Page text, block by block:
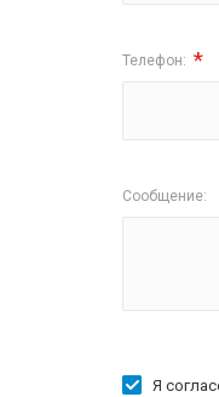
Телефон: *
Сообщение:
Я